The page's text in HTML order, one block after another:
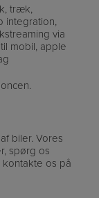
træk,
integration,
via
mobil, apple
biler. Vores
spørg os
os på